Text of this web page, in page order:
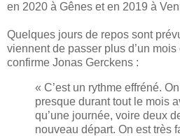
en 2020 à Gênes et en 2019 à
Quelques jours de repos sont
viennent de passer plus d’un
confirme Jonas Gerckens :
« C’est un rythme effréné.
presque durant tout le mois
qu’une journée, voire deux
nouveau départ. On est très